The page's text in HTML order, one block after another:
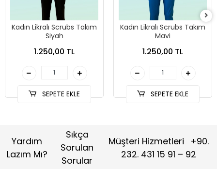
Kadın Likralı Scrubs Takım
Siyah
1.250,00 TL
SEPETE EKLE
Kadın Likralı Scrubs Takım
Mavi
1.250,00 TL
SEPETE EKLE
Yardım
Lazım Mı?
Sıkça
Sorulan
Sorular
Müşteri Hizmetleri
+90.
232. 431 15 91 – 92